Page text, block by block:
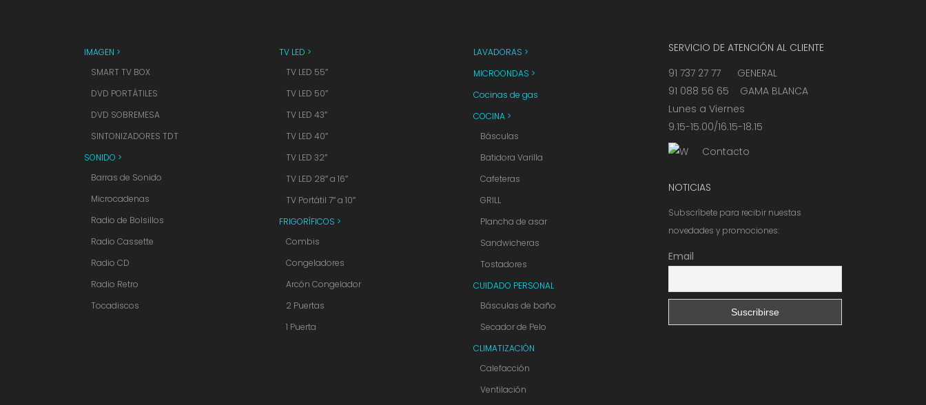
IMAGEN >
SMART TV BOX
DVD PORTÁTILES
DVD SOBREMESA
SINTONIZADORES TDT
SONIDO >
Barras de Sonido
Microcadenas
Radio de Bolsillos
Radio Cassette
Radio CD
Radio Retro
Tocadiscos
TV LED >
TV LED 55″
TV LED 50″
TV LED 43″
TV LED 40″
TV LED 32″
TV LED 28″ a 16″
TV Portátil 7″ a 10″
FRIGORÍFICOS >
Combis
Congeladores
Arcón Congelador
2 Puertas
1 Puerta
LAVADORAS >
MICROONDAS >
Cocinas de gas
COCINA >
Básculas
Batidora Varilla
Cafeteras
GRILL
Plancha de asar
Sandwicheras
Tostadores
CUIDADO PERSONAL
Básculas de baño
Secador de Pelo
CLIMATIZACIÓN
Calefacción
Ventilación
SERVICIO DE ATENCIÓN AL CLIENTE
91 737 27 77 GENERAL
91 088 56 65 GAMA BLANCA
Lunes a Viernes
9.15-15.00/16.15-18.15
Contacto
NOTICIAS
Subscríbete para recibir nuestas
novedades y promociones:
Email